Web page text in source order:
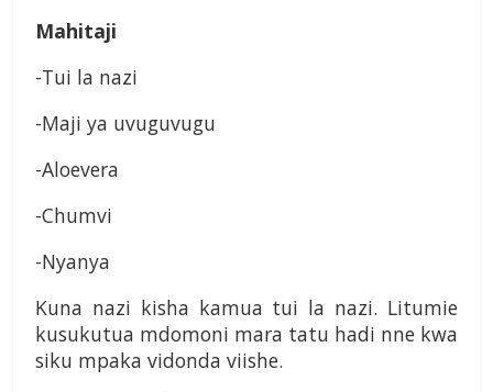
Mahitaji
-Tui la nazi
-Maji ya uvuguvugu
-Aloevera
-Chumvi
-Nyanya
Kuna nazi kisha kamua tui la nazi. Litumie
kusukutua mdomoni mara tatu hadi nne kwa
siku mpaka vidonda viishe.